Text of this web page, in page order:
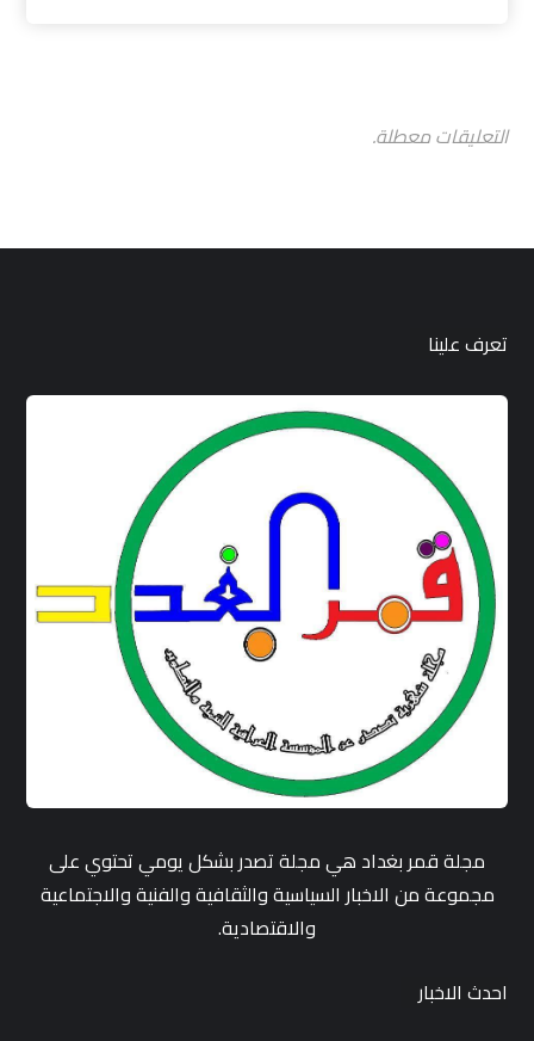
التعليقات معطلة.
تعرف علينا
مجلة قمر بغداد هي مجلة تصدر بشكل يومي تحتوي على
مجموعة من الاخبار السياسية والثقافية والفنية والاجتماعية
والاقتصادية.
احدث الاخبار